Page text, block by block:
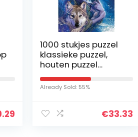
1000 stukjes puzzel
klassieke puzzel,
houten puzzel
kinderen educatief
spel cadeau
woondecoratie/wol
Already Sold: 55%
€33.33